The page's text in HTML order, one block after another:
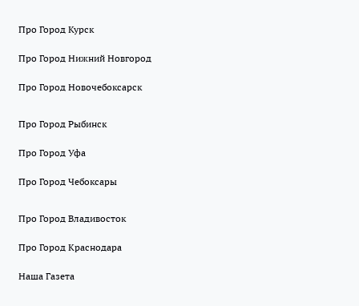
Про Город Курск
Про Город Нижний Новгород
Про Город Новочебоксарск
Про Город Рыбинск
Про Город Уфа
Про Город Чебоксары
Про Город Владивосток
Про Город Краснодара
Наша Газета